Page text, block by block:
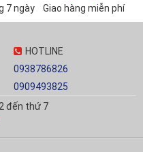
7 ngày Giao hàng miễn phí
HOTLINE
0938786826
0909493825
đến thứ 7